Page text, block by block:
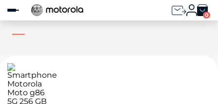
Observação:
este
site
acessibilidade.
0